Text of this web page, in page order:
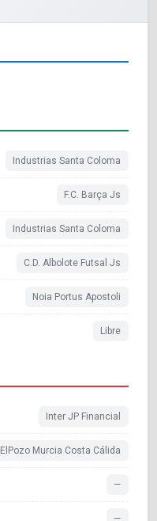
Industrias Santa Coloma
F.C. Barça Js
Industrias Santa Coloma
C.D. Albolote Futsal Js
Noia Portus Apostoli
Libre
Inter JP Financial
ElPozo Murcia Costa Cálida
—
—